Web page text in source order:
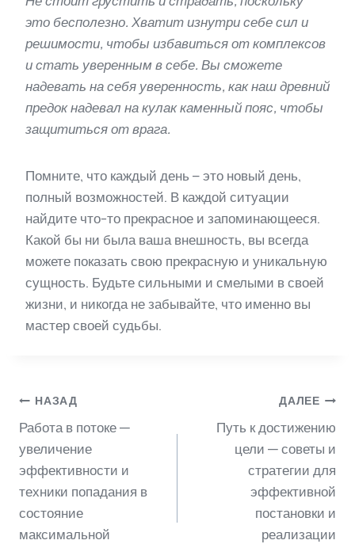
это бесполезно. Хватит изнутри себе сил и
решимости, чтобы избавиться от комплексов
и стать уверенным в себе. Вы сможете
надевать на себя уверенность, как наш древний
предок надевал на кулак каменный пояс, чтобы
защититься от врага.
Помните, что каждый день – это новый день,
полный возможностей. В каждой ситуации
найдите что-то прекрасное и запоминающееся.
Какой бы ни была ваша внешность, вы всегда
можете показать свою прекрасную и уникальную
сущность. Будьте сильными и смелыми в своей
жизни, и никогда не забывайте, что именно вы
мастер своей судьбы.
Навигация
по
записям
НАЗАД
Работа в потоке —
увеличение
эффективности и
техники попадания в
состояние
максимальной
ДАЛЕЕ
Путь к достижению
цели — советы и
стратегии для
эффективной
постановки и
реализации